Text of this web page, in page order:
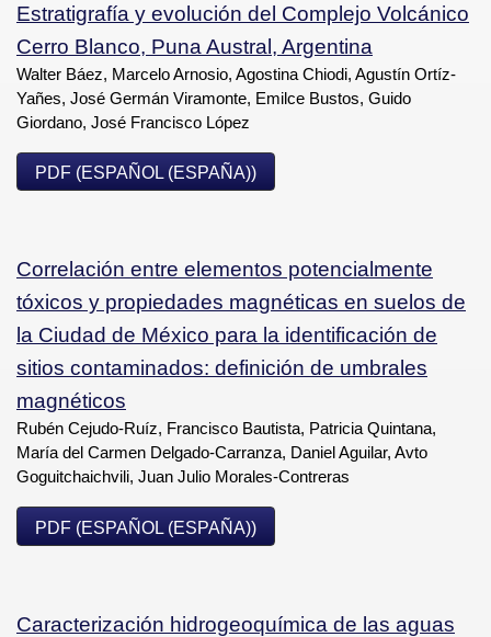
Estratigrafía y evolución del Complejo Volcánico
Cerro Blanco, Puna Austral, Argentina
Walter Báez, Marcelo Arnosio, Agostina Chiodi, Agustín Ortíz-
Yañes, José Germán Viramonte, Emilce Bustos, Guido
Giordano, José Francisco López
PDF (ESPAÑOL (ESPAÑA))
Correlación entre elementos potencialmente
tóxicos y propiedades magnéticas en suelos de
la Ciudad de México para la identificación de
sitios contaminados: definición de umbrales
magnéticos
Rubén Cejudo-Ruíz, Francisco Bautista, Patricia Quintana,
María del Carmen Delgado-Carranza, Daniel Aguilar, Avto
Goguitchaichvili, Juan Julio Morales-Contreras
PDF (ESPAÑOL (ESPAÑA))
Caracterización hidrogeoquímica de las aguas